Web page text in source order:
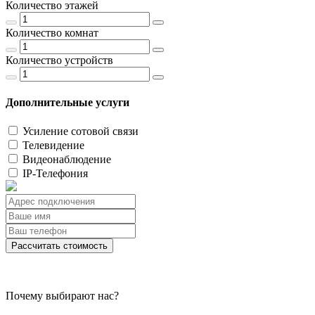
Количество этажей
Количество комнат
Количество устройств
Дополнительные услуги
Усиление сотовой связи
Телевидение
Видеонаблюдение
IP-Телефония
Рассчитать стоимость
Почему выбирают нас?